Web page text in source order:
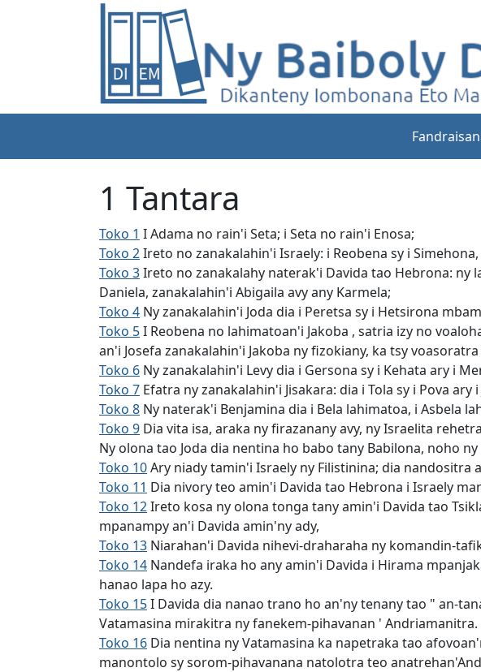
1 Tantara
Toko 1 I Adama no rain'i Seta; i Seta no rain'i Enosa;
Toko 2Ireto no zanakalahin'i Israely: i Reobena sy i Simehona,
Toko 3Ireto no zanakalahy naterak'i Davida tao Hebrona: ny
Daniela, zanakalahin'i Abigaila avy any Karmela;
Toko 4 Ny zanakalahin'i Joda dia i Peretsa sy i Hetsirona
Toko 5I Reobena no lahimatoan'i Jakoba , satria izy no
an'i Josefa zanakalahin'i Jakoba ny fizokiany, ka tsy
Toko 6 Ny zanakalahin'i Levy dia i Gersona sy i Kehata ary i
Toko 7 Efatra ny zanakalahin'i Jisakara: dia i Tola sy i Pova ary
Toko 8 Ny naterak'i Benjamina dia i Bela lahimatoa, i Asbela
Toko 9 Dia vita isa, araka ny firazanany avy, ny Israelita
Ny olona tao Joda dia nentina ho babo tany Babilona, noho
Toko 10Ary niady tamin'i Israely ny Filistinina; dia
Toko 11 Dia nivory teo amin'i Davida tao Hebrona i Israely
Toko 12Ireto kosa ny olona tonga tany amin'i Davida tao
mpanampy an'i Davida amin'ny ady,
Toko 13 Niarahan'i Davida nihevi-draharaha ny komandin-
Toko 14 Nandefa iraka ho any amin'i Davida i Hirama
hanao lapa ho azy.
Toko 15I Davida dia nanao trano ho an'ny tenany tao " an-
Vatamasina mirakitra ny fanekem-pihavanan ' Andriamanitra.
Toko 16 Dia nentina ny Vatamasina ka napetraka tao
manontolo sy sorom-pihavanana natolotra teo